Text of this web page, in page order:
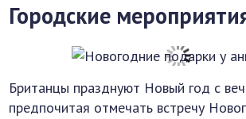
Городские
Британцы празднуют Новый год с
предпочитая отмечать встречу